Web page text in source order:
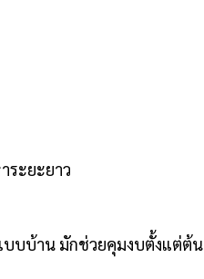
ระยะยาว
บบบ้าน มักช่วยคุมงบตั้งแต่ต้น